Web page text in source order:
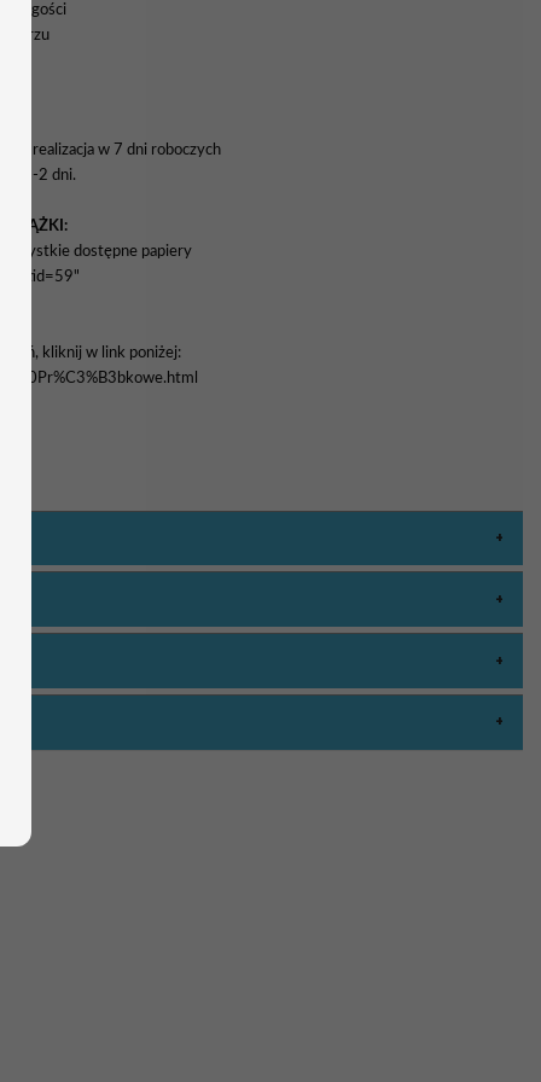
gości
i realizacja w 7 dni roboczych
1-2 dni.
dostępne papiery
kliknij w link poniżej: